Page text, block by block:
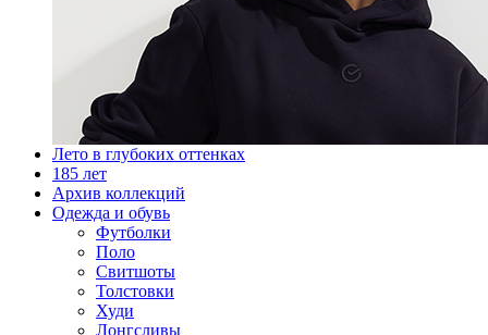
Лето в глубоких оттенках
185 лет
Архив коллекций
Одежда и обувь
Футболки
Поло
Свитшоты
Толстовки
Худи
Лонгсливы